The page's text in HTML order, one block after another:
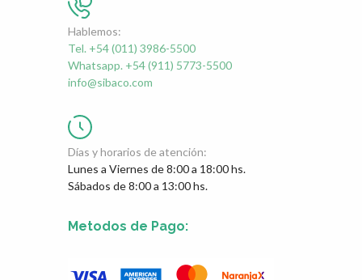
Hablemos:
Tel. +54 (011) 3986-5500
Whatsapp. +54 (911) 5773-5500
info@sibaco.com
Días y horarios de atención:
Lunes a Viernes de 8:00 a 18:00 hs.
Sábados de 8:00 a 13:00 hs.
Metodos de Pago: